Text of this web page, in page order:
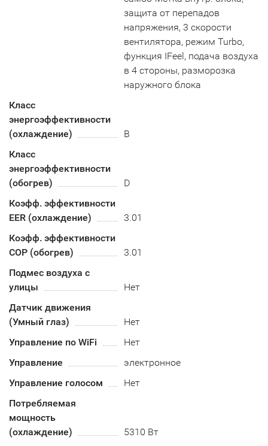
защита от перепадов
напряжения, 3 скорости
вентилятора, режим Turbo,
функция IFeel, подача воздуха
в 4 стороны, разморозка
наружного блока
Класс
энергоэффективности
(охлаждение)
В
Класс
энергоэффективности
(обогрев)
D
Коэфф. эффективности
EER (охлаждение)
3.01
Коэфф. эффективности
COP (обогрев)
3.01
Подмес воздуха с
улицы
Нет
Датчик движения
(Умный глаз)
Нет
Управление по WiFi
Нет
Управление
электронное
Управление голосом
Нет
Потребляемая
мощность
(охлаждение)
5310 Вт